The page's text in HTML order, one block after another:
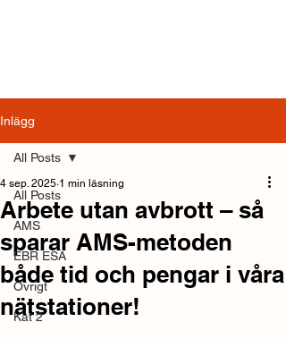
Inlägg
All Posts
AMS
EBR ESA
Övrigt
Kat 2
All Posts
Arbete utan avbrott – så
sparar AMS-metoden
både tid och pengar i våra
nätstationer!
4 sep. 2025 1 min läsning